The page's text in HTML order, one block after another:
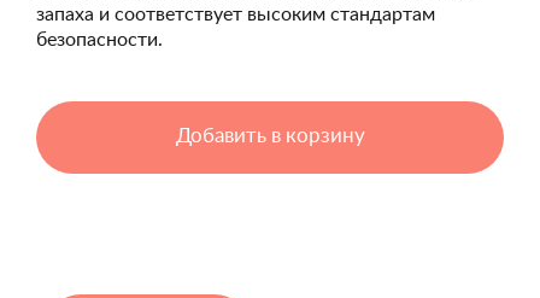
запаха и соответствует высоким стандартам
безопасности.
Добавить в корзину